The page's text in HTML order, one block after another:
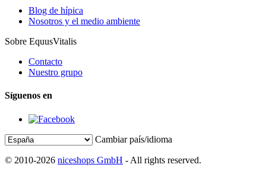
Blog de hípica
Nosotros y el medio ambiente
Sobre EquusVitalis
Contacto
Nuestro grupo
Síguenos en
Cambiar país/idioma
© 2010-2026 niceshops GmbH - All rights reserved.